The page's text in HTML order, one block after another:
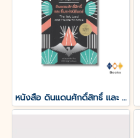
หนังสือ ดินแดนศักดิ์สิทธิ์ และ ยิ้มแห่งนิรันดร์